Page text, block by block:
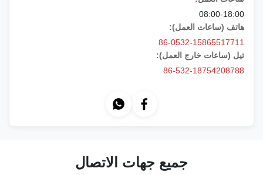
08:00-18:00
هاتف (ساعات العمل):
86-0532-15865517711
تيل (ساعات خارج العمل):
86-532-18754208788
جميع جهات الاتصال